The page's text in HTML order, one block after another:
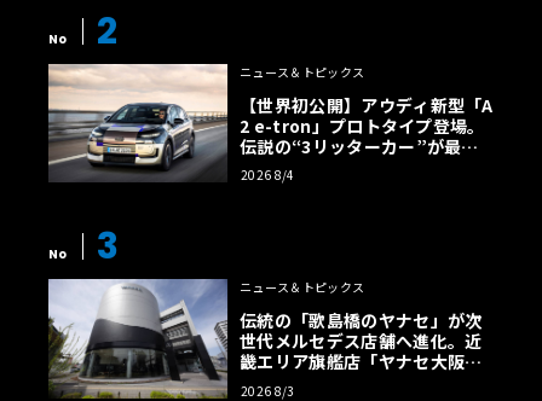
No 2
ニュース＆トピックス
【世界初公開】アウディ新型「A
2 e-tron」プロトタイプ登場。
伝説の“3リッターカー”が最高
効率エントリーBEVとして復活
【画像38枚】
2026 8/4
No 3
ニュース＆トピックス
伝統の「歌島橋のヤナセ」が次
世代メルセデス店舗へ進化。近
畿エリア旗艦店「ヤナセ大阪支
店」がリニューアル
2026 8/3